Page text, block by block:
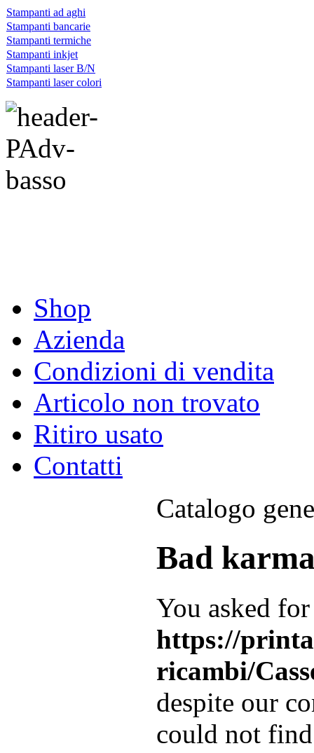
Stampanti ad aghi
Stampanti bancarie
Stampanti termiche
Stampanti inkjet
Stampanti laser B/N
Stampanti laser colori
Shop
Azienda
Condizioni di vendita
Articolo non trovato
Ritiro usato
Contatti
Catalogo
Bad
You asked for
https://
ricambi/
despite our
could not